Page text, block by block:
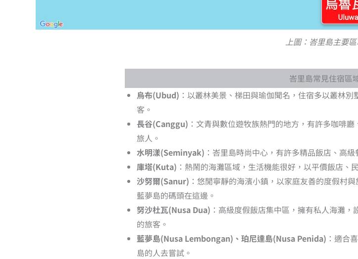
上圖：峇里島主要
峇里島常見住宿區
烏布(Ubud) ：以叢林美景、梯田與瑜伽聞名，住宿多以叢林
客。
長谷(Canggu) ：文青與數位遊牧族熱門的地方，有許多咖啡
旅人。
水明漾(Seminyak) ：峇里島時尚中心，有許多精品飯店、高
庫塔(Kuta) ：熱鬧的海灘區域，生活機能很好，以平價飯店、
沙努爾(Sanur) ：悠閒寧靜的海濱小鎮，以家庭友善的度假村
藍夢島的碼頭在這邊。
努沙杜瓦(Nusa Dua) ：高級度假飯店集中區，擁有私人海灘
的旅客。
藍夢島(Nusa Lembongan)、珀尼達島(Nusa Penida) ：適合
島的人去嘗試。